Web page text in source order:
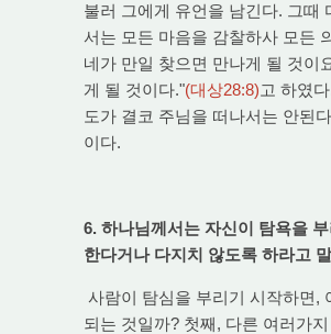
불러 그에게 유언을 남긴다. 그때
서는 모든 마음을 감찰하사 모든
네가 만일 찾으면 만나게 될 것이
게 될 것이다."(대상28:8)고 하였
도가 결코 주님을 떠나서는 안된
이다.
6. 하나님께서는 자신이 탐욕을
한다거나 다지치 않도록 하라고
사람이 탐심을 부리기 시작하면,
되는 것일까? 첫째, 다른 여러가